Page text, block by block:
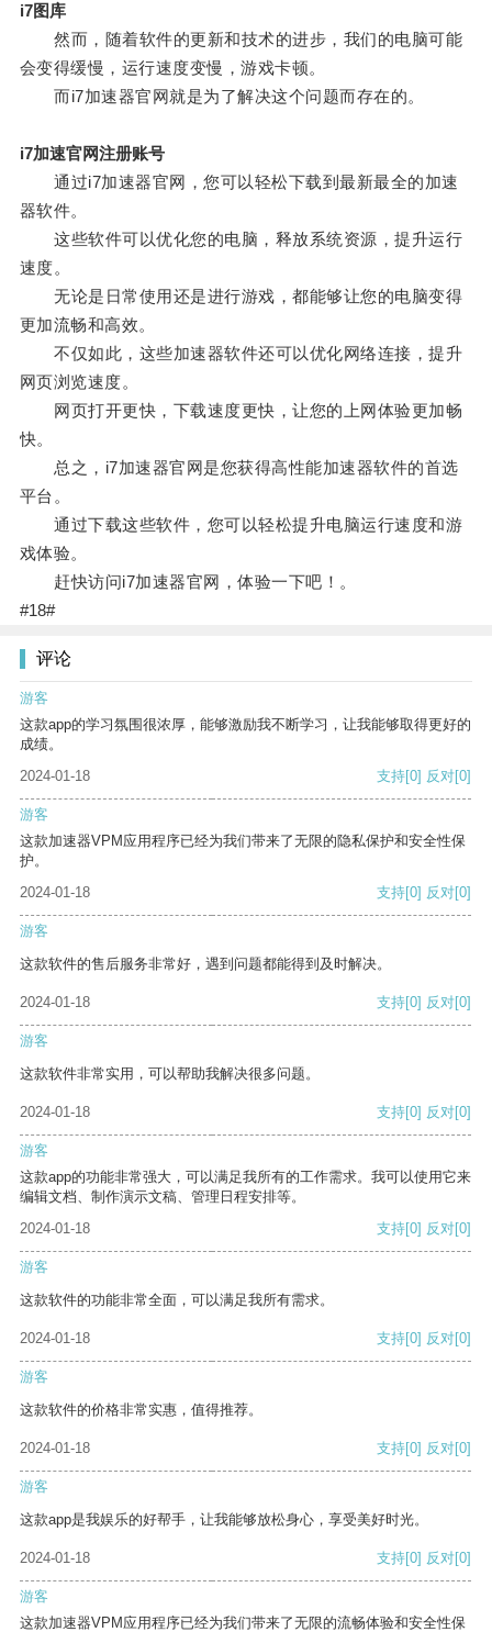
i7图库
然而，随着软件的更新和技术的进步，我们的电脑可能
会变得缓慢，运行速度变慢，游戏卡顿。
而i7加速器官网就是为了解决这个问题而存在的。
i7加速官网注册账号
通过i7加速器官网，您可以轻松下载到最新最全的加速
器软件。
这些软件可以优化您的电脑，释放系统资源，提升运行
速度。
无论是日常使用还是进行游戏，都能够让您的电脑变得
更加流畅和高效。
不仅如此，这些加速器软件还可以优化网络连接，提升
网页浏览速度。
网页打开更快，下载速度更快，让您的上网体验更加畅
快。
总之，i7加速器官网是您获得高性能加速器软件的首选
平台。
通过下载这些软件，您可以轻松提升电脑运行速度和游
戏体验。
赶快访问i7加速器官网，体验一下吧！。
#18#
评论
游客
这款app的学习氛围很浓厚，能够激励我不断学习，让我能够取得更好的
成绩。
2024-01-18
支持[0] 反对[0]
游客
这款加速器VPM应用程序已经为我们带来了无限的隐私保护和安全性保
护。
2024-01-18
支持[0] 反对[0]
游客
这款软件的售后服务非常好，遇到问题都能得到及时解决。
2024-01-18 支持[0] 反对[0]
游客
这款软件非常实用，可以帮助我解决很多问题。
2024-01-18 支持[0] 反对[0]
游客
这款app的功能非常强大，可以满足我所有的工作需求。我可以使用它来
编辑文档、制作演示文稿、管理日程安排等。
2024-01-18
支持[0] 反对[0]
游客
这款软件的功能非常全面，可以满足我所有需求。
2024-01-18 支持[0] 反对[0]
游客
这款软件的价格非常实惠，值得推荐。
2024-01-18 支持[0] 反对[0]
游客
这款app是我娱乐的好帮手，让我能够放松身心，享受美好时光。
2024-01-18 支持[0] 反对[0]
游客
这款加速器VPM应用程序已经为我们带来了无限的流畅体验和安全性保